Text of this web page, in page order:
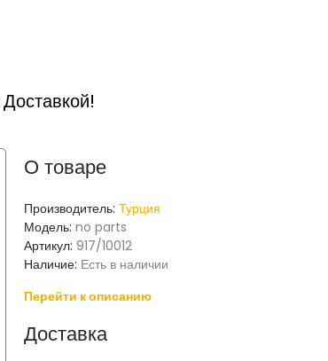
О товаре
Производитель:Турция
Модель:no parts
Артикул:917/10012
Наличие: Есть в наличии
Перейти к описанию
Доставка